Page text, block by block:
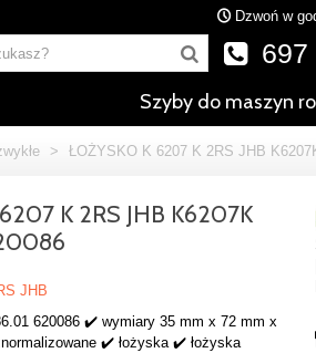
Dzwoń w
697
Szyby do maszyn
> ŁOŻYSKO K 6207 K 2RS JHB
K 2RS JHB K6207K
JHB
620086 ✔️ wymiary 35 mm x 72 mm x
✔️ łożyska ✔️ łożyska